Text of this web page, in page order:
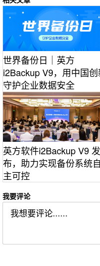
世界备份日｜英方
i2Backup V9，用中国
守护企业数据安全
英方软件i2Backup V9 发
布，助力实现备份系统自
主可控
我要评论